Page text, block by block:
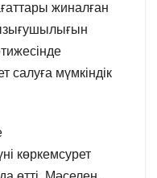
жиналған
салуға мүмкіндік
көркемсурет